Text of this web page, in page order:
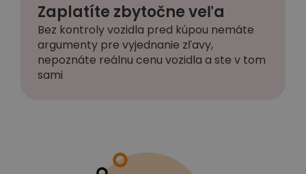
Zaplatíte zbytočne veľa
Bez kontroly vozidla pred kúpou nemáte
argumenty pre vyjednanie zľavy,
nepoznáte reálnu cenu vozidla a ste v tom
sami